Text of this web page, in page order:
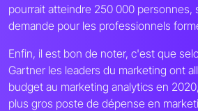
pourrait atteindre 250 000 personnes,
demande pour les professionnels
Enfin, il est bon de noter, c'est que
Gartner les leaders du marketing ont
budget au marketing analytics en
plus gros poste de dépense en